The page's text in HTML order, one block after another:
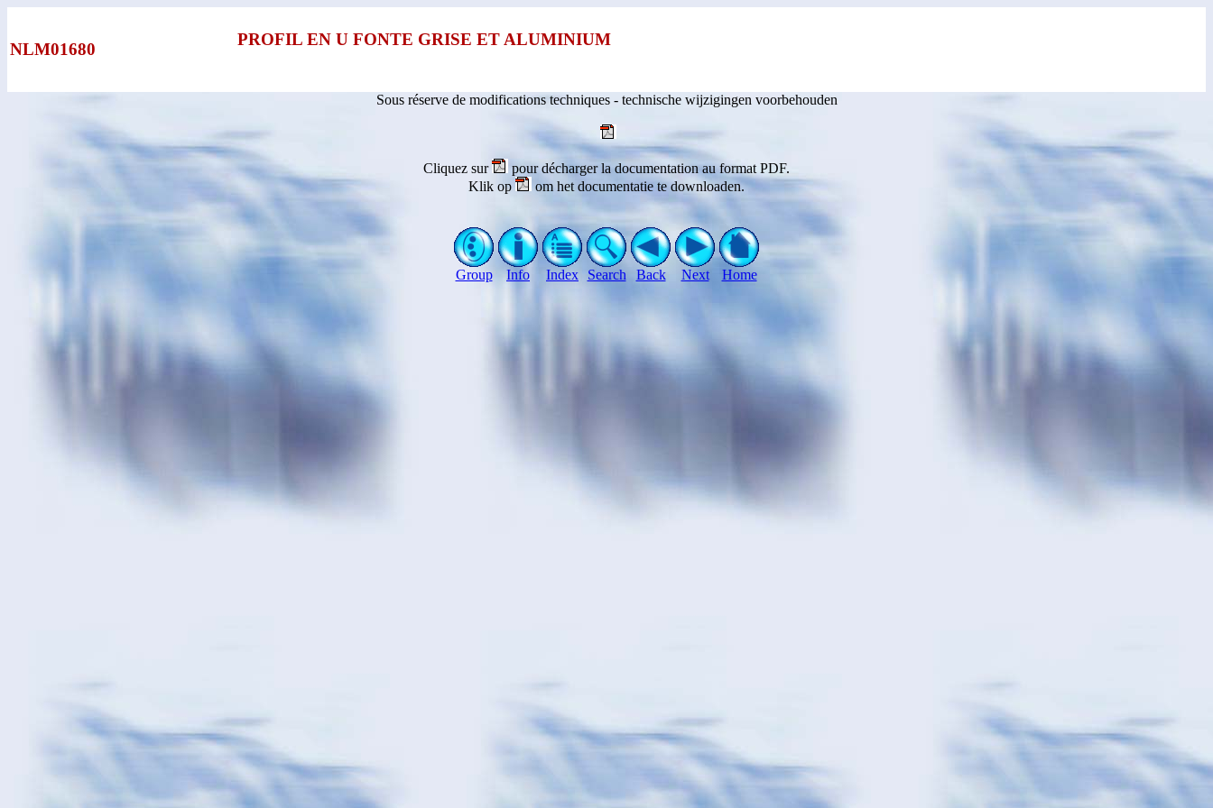
NLM01680
PROFIL EN U FONTE GRISE ET ALUMINIUM
Sous réserve de modifications techniques - technische wijzigingen voorbehouden
Cliquez sur
pour décharger la documentation au format PDF.
Klik op
om het documentatie te downloaden.
Group Info Index Search Back Next Home